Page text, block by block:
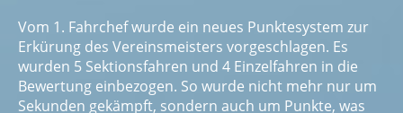
Vom 1. Fahrchef wurde ein neues Punktesystem zur
Erkürung des Vereinsmeisters vorgeschlagen. Es
wurden 5 Sektionsfahren und 4 Einzelfahren in die
Bewertung einbezogen. So wurde nicht mehr nur um
Sekunden gekämpft, sondern auch um Punkte, was